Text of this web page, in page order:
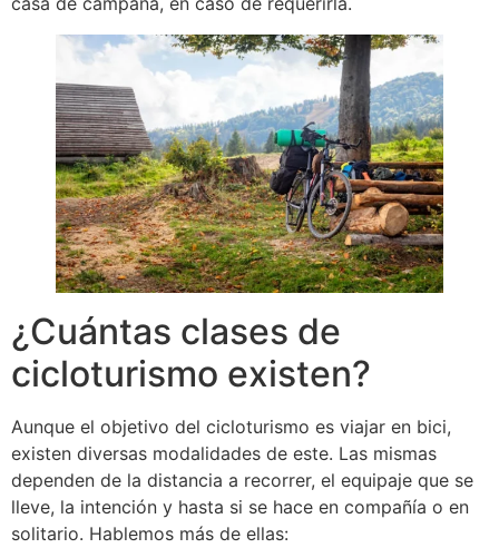
¿Cuántas clases de
cicloturismo existen?
Aunque el objetivo del cicloturismo es viajar en bici,
existen diversas modalidades de este. Las mismas
dependen de la distancia a recorrer, el equipaje que se
lleve, la intención y hasta si se hace en compañía o en
solitario. Hablemos más de ellas: